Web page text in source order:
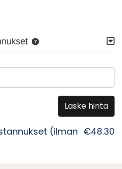
Laske hinta
(ilman €48.30